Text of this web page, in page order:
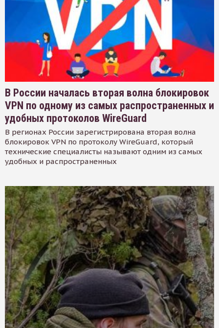
В России началась вторая волна блокировок
VPN по одному из самых распространенных и
удобных протоколов WireGuard
В регионах России зарегистрирована вторая волна
блокировок VPN по протоколу WireGuard, который
технические специалисты называют одним из самых
удобных и распространенных